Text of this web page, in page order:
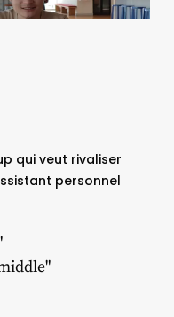
qui veut rivaliser
personnel